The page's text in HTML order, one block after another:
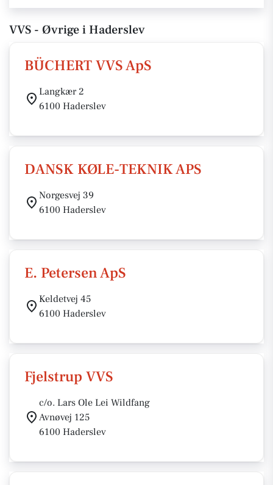
VVS - Øvrige i Haderslev
BÜCHERT VVS ApS
Langkær 2
6100 Haderslev
DANSK KØLE-TEKNIK APS
Norgesvej 39
6100 Haderslev
E. Petersen ApS
Keldetvej 45
6100 Haderslev
Fjelstrup VVS
c/o. Lars Ole Lei Wildfang
Avnøvej 125
6100 Haderslev